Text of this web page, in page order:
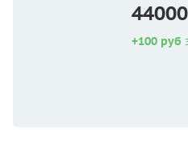
+100 руб